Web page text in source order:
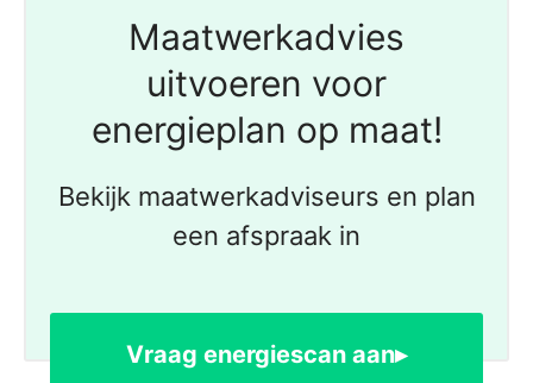
Maatwerkadvies
uitvoeren voor
energieplan op maat!
Bekijk maatwerkadviseurs en plan
een afspraak in
Vraag energiescan aan▸